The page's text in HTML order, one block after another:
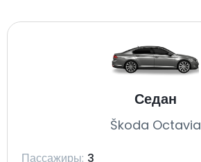
Седан
Škoda Octavia
Пассажиры: 3